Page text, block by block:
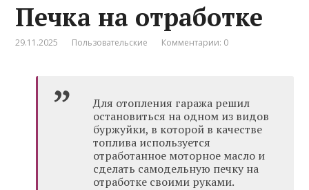
Печка на отработке
29.11.2025 Пользовательские Комментарии: 0
Для отопления гаража решил
остановиться на одном из видов
буржуйки, в которой в качестве
топлива используется
отработанное моторное масло и
сделать самодельную печку на
отработке своими руками.